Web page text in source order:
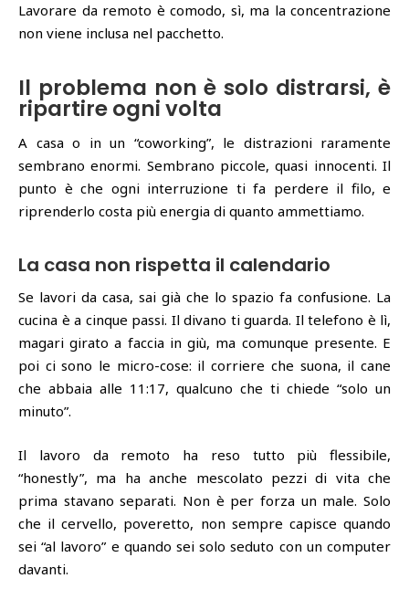
Lavorare da remoto è comodo, sì, ma la concentrazione
non viene inclusa nel pacchetto.
Il problema non è solo distrarsi, è
ripartire ogni volta
A casa o in un “coworking”, le distrazioni raramente
sembrano enormi. Sembrano piccole, quasi innocenti. Il
punto è che ogni interruzione ti fa perdere il filo, e
riprenderlo costa più energia di quanto ammettiamo.
La casa non rispetta il calendario
Se lavori da casa, sai già che lo spazio fa confusione. La
cucina è a cinque passi. Il divano ti guarda. Il telefono è lì,
magari girato a faccia in giù, ma comunque presente. E
poi ci sono le micro-cose: il corriere che suona, il cane
che abbaia alle 11:17, qualcuno che ti chiede “solo un
minuto”.
Il lavoro da remoto ha reso tutto più flessibile,
“honestly”, ma ha anche mescolato pezzi di vita che
prima stavano separati. Non è per forza un male. Solo
che il cervello, poveretto, non sempre capisce quando
sei “al lavoro” e quando sei solo seduto con un computer
davanti.